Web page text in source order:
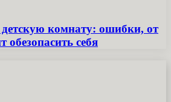
комнату: ошибки, от
обезопасить себя